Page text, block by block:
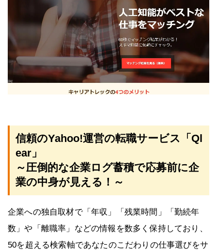
信頼のYahoo!運営の転職サービス「Ql
ear」
～圧倒的な企業ログ蓄積で応募前に企
業の中身が見える！～
企業への独自取材で「年収」「残業時間」「勤続年
数」や「離職率」などの情報を数多く保持しており、
50を超える検索軸であなたのこだわりの仕事選びをサ